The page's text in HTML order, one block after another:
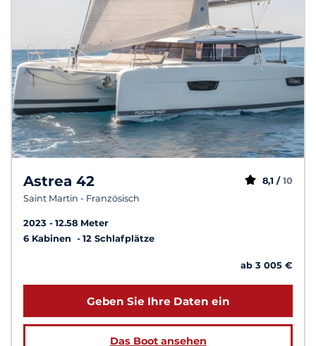
Astrea 42
Saint Martin - Französisch
8,1 / 10
2023
12.58 Meter
6 Kabinen
12 Schlafplätze
ab 3 005 €
Geben Sie Ihre Daten ein
Das Boot ansehen